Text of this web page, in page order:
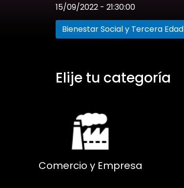
15/09/2022 - 21:30:00
Bienestar Social y Tercera Edad
Elije tu categoría
Comercio y Empresa